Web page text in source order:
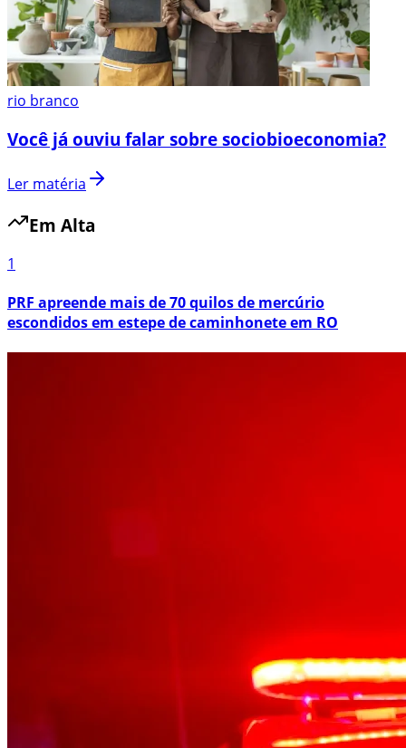
rio branco
Você já ouviu falar sobre sociobioeconomia?
Ler matéria
Em Alta
1
PRF apreende mais de 70 quilos de mercúrio
escondidos em estepe de caminhonete em RO